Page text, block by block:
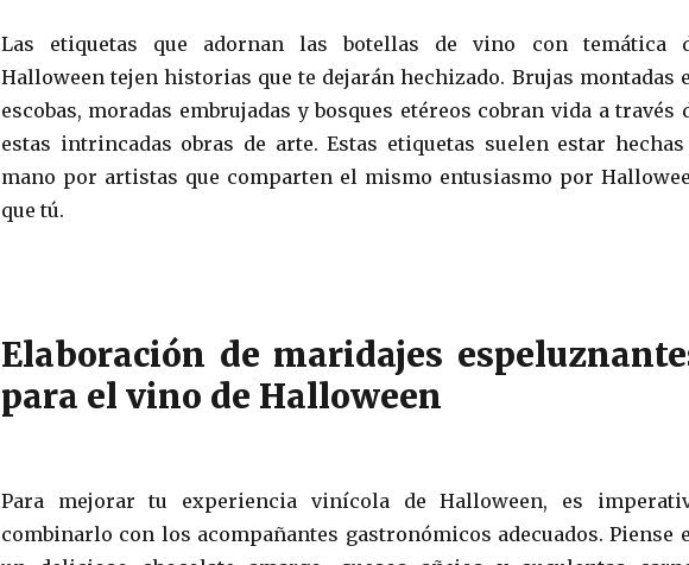
Las etiquetas que adornan las botellas de vino con temática
Halloween tejen historias que te dejarán hechizado. Brujas montadas
escobas, moradas embrujadas y bosques etéreos cobran vida a través
estas intrincadas obras de arte. Estas etiquetas suelen estar
mano por artistas que comparten el mismo entusiasmo por
que tú.
Elaboración de maridajes
para el vino de Halloween
Para mejorar tu experiencia vinícola de Halloween, es
combinarlo con los acompañantes gastronómicos adecuados. Piense